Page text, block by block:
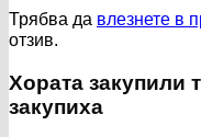
Трябва да влезнете в
отзив.
Хората закупили
закупиха